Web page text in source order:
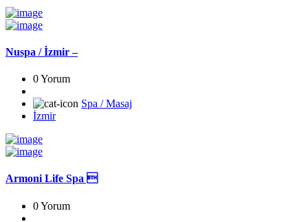
Nuspa / İzmir –
0 Yorum
Spa / Masaj
İzmir
Armoni Life Spa 
0 Yorum